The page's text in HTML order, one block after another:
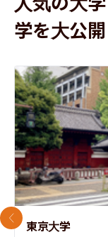
学を大公開
東京大学
前のスライド